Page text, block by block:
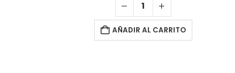
AÑADIR AL CARRITO